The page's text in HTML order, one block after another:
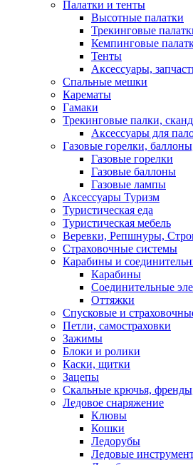
Палатки и тенты
Высотные палатки
Трекинговые
Кемпинговые
Тенты
Аксессуары,
Спальные мешки
Карематы
Гамаки
Трекинговые палки,
Аксессуары для
Газовые горелки,
Газовые горелки
Газовые баллоны
Газовые лампы
Аксессуары Туризм
Туристическая еда
Туристическая мебель
Веревки, Репшнуры,
Страховочные системы
Карабины и
Карабины
Соединительные
Оттяжки
Спусковые и
Петли, самостраховки
Зажимы
Блоки и ролики
Каски, щитки
Зацепы
Скальные крючья,
Ледовое снаряжение
Клювы
Кошки
Ледорубы
Ледовые